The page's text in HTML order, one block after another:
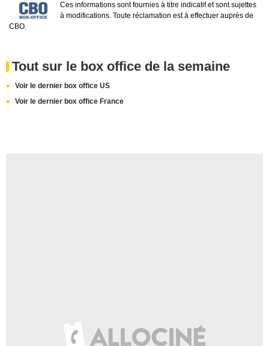
Ces informations sont fournies à titre indicatif et sont sujettes
à modifications. Toute réclamation est à effectuer auprès de
CBO.
Tout sur le box office de la semaine
Voir le dernier box office US
Voir le dernier box office France